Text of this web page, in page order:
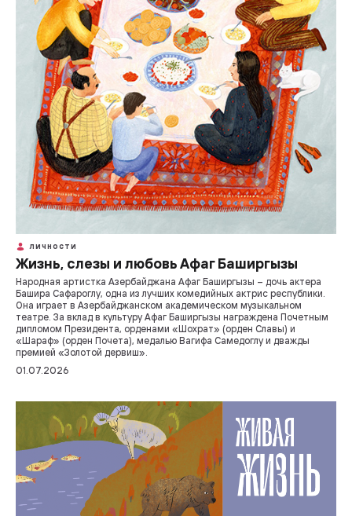
ЛИЧНОСТИ
Жизнь, слезы и любовь Афаг Баширгызы
Народная артистка Азербайджана Афаг Баширгызы – дочь актера
Башира Сафароглу, одна из лучших комедийных актрис республики.
Она играет в Азербайджанском академическом музыкальном
театре. За вклад в культуру Афаг Баширгызы награждена Почетным
дипломом Президента, орденами «Шохрат» (орден Славы) и
«Шараф» (орден Почета), медалью Вагифа Самедоглу и дважды
премией «Золотой дервиш».
01.07.2026